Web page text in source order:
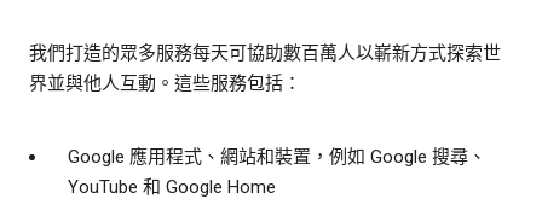
我們打造的眾多服務每天可協助數百萬人以嶄新方式探索世
界並與他人互動。這些服務包括：
Google 應用程式、網站和裝置，例如 Google 搜尋、
YouTube 和 Google Home